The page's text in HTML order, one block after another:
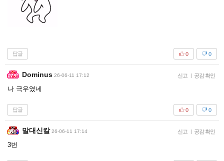
답글 0
0
Dominus 26-06-11 17:12 신고 | 공감 확인
나 극우였네
답글 0
0
말대신칼 26-06-11 17:14 신고 | 공감 확인
3번